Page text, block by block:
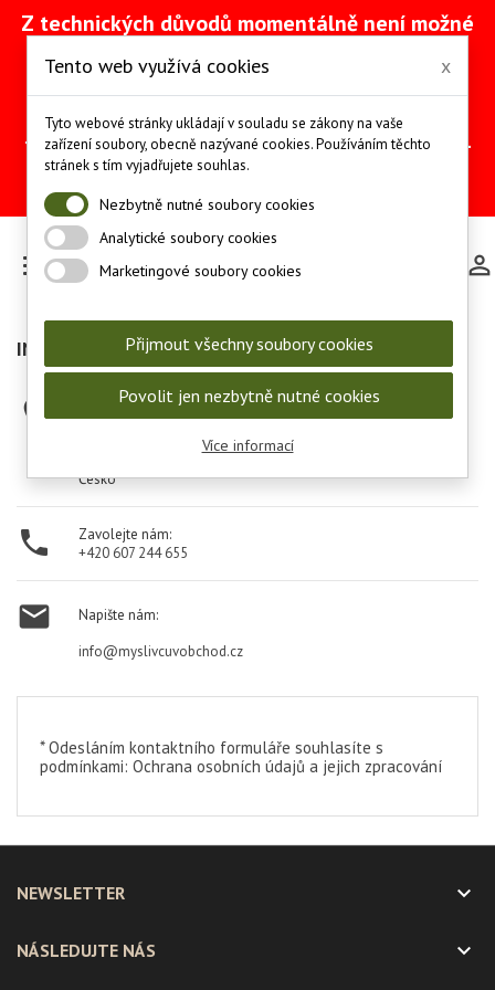
Z technických důvodů momentálně není možné
odstranění problému intenzivně pracujeme
(včetně obnovy ze zálohy).
Objednávky můžete mezitím provádět
telefonicky na čísle +420 607 244 655 nebo e-
mailem na adrese
Děkujeme za pochopení a trpělivost.

INFORMACE O OBCHODU

Myslivcův Obchod
LES-LOV s.r.o.
Česko

Zavolejte nám:
+420 607 244 655

Napište nám:
info@myslivcuvobchod.cz
* Odesláním kontaktního formuláře souhlasíte s
podmínkami: Ochrana osobních údajů a jejich zpracování
NEWSLETTER 
NÁSLEDUJTE NÁS 
Tento web využívá cookies x
Tyto webové stránky ukládají v souladu se zákony na vaše
zařízení soubory, obecně nazývané cookies. Používáním těchto
stránek s tím vyjadřujete souhlas.
Nezbytně nutné soubory cookies
Analytické soubory cookies
Marketingové soubory cookies
Přijmout všechny soubory cookies
Povolit jen nezbytně nutné cookies
Více informací